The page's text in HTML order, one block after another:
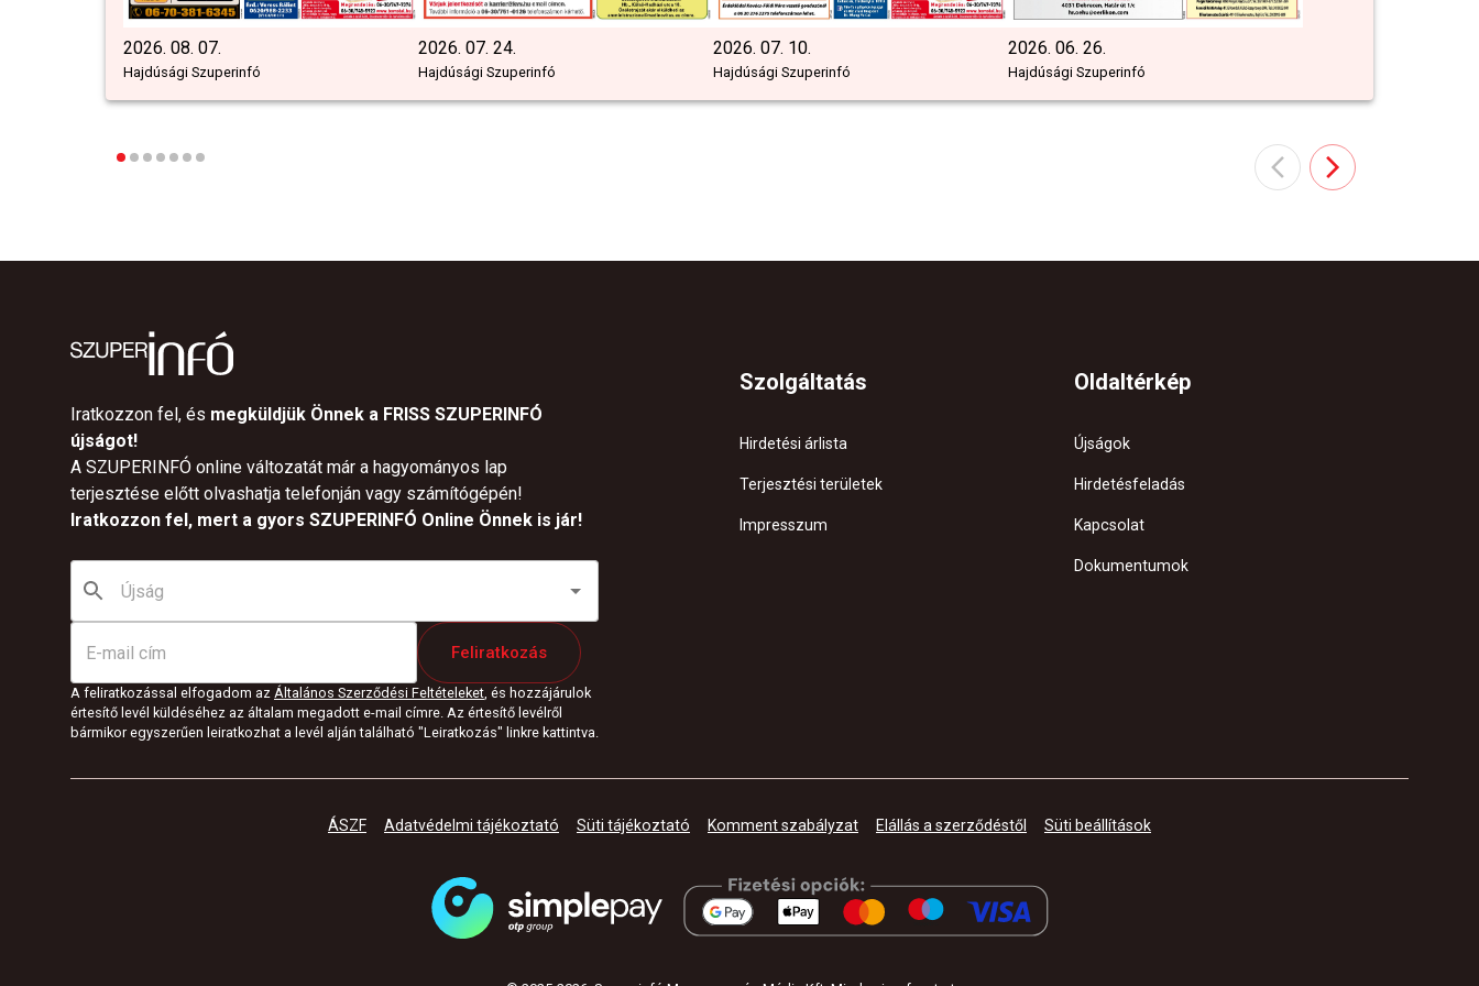
2026. 08. 07.
Hajdúsági Szuperinfó
2026. 07. 24.
Hajdúsági Szuperinfó
2026. 07. 10.
Hajdúsági Szuperinfó
2026. 06. 26.
Hajdúsági Szuperinfó
Iratkozzon fel, és megküldjük Önnek a FRISS SZUPERINFÓ
újságot!
A SZUPERINFÓ online változatát már a hagyományos lap
terjesztése előtt olvashatja telefonján vagy számítógépén!
Iratkozzon fel, mert a gyors SZUPERINFÓ Online Önnek is jár!
Feliratkozás
A feliratkozással elfogadom az Általános Szerződési Feltételeket, és hozzájárulok
értesítő levél küldéséhez az általam megadott e-mail címre. Az értesítő levélről
bármikor egyszerűen leiratkozhat a levél alján található "Leiratkozás" linkre kattintva.
Szolgáltatás
Hirdetési árlista
Terjesztési területek
Impresszum
Oldaltérkép
Újságok
Hirdetésfeladás
Kapcsolat
Dokumentumok
ÁSZF Adatvédelmi tájékoztató Süti tájékoztató Komment szabályzat Elállás a szerződéstől Süti beállítások